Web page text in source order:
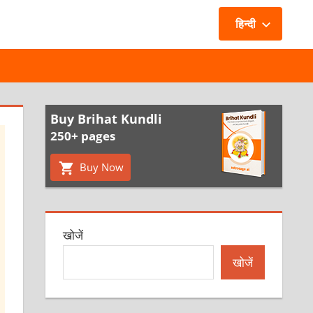
हिन्दी
Buy Brihat Kundli
250+ pages
Buy Now
खोजें
खोजें